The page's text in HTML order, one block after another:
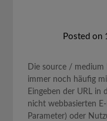
Posted on
Die source /
immer noch häufig
Eingeben der URL in
nicht webbasierten
Parameter) oder